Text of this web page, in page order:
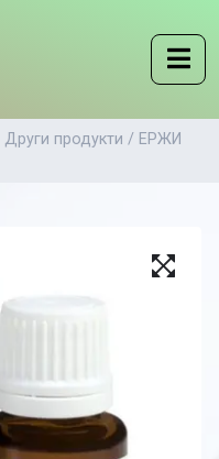
Други продукти / ЕРЖИ